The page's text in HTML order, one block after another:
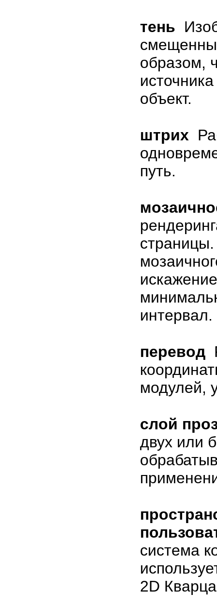
тень
образом,
объект.
штрих
путь.
интервал.
перевод
модулей,
слой
двух или
система
2D